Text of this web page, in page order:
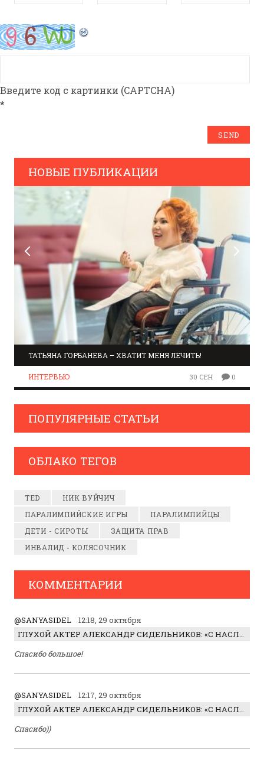
Введите код с картинки (CAPTCHA)
*
НОВЫЕ ПУБЛИКАЦИИ
ТАТЬЯНА ГОРБАНЕВА – ХВАТИТ МЕНЯ ЛЕЧИТЬ!
ИНТЕРВЬЮ 30 СЕН 0
ПОПУЛЯРНЫЕ СТАТЬИ
ОБЛАКО ТЕГОВ
TED
НИК ВУЙЧИЧ
ПАРАЛИМПИЙСКИЕ ИГРЫ
ПАРАЛИМПИЙЦЫ
ДЕТИ - СИРОТЫ
ЗАЩИТА ПРАВ
ИНВАЛИД - КОЛЯСОЧНИК
КОММЕНТАРИИ
@SANYASIDEL
12:18, 29 октября
ГЛУХОЙ АКТЕР АЛЕКСАНДР СИДЕЛЬНИКОВ: «С НАСЛАЖДЕНИЕМ ИГРАЛ ОТРИЦАТЕЛЬНОГО ГЕРОЯ!»
Спасибо большое!
@SANYASIDEL
12:17, 29 октября
ГЛУХОЙ АКТЕР АЛЕКСАНДР СИДЕЛЬНИКОВ: «С НАСЛАЖДЕНИЕМ ИГРАЛ ОТРИЦАТЕЛЬНОГО ГЕРОЯ!»
Спасибо))